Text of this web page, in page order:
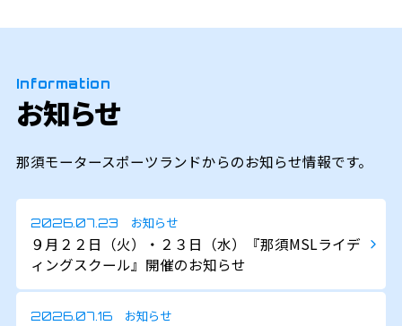
Information
お知らせ
那須モータースポーツランドからのお知らせ情報です。
2026.07.23 お知らせ
９月２２日（火）・２３日（水）『那須MSLライデ
ィングスクール』開催のお知らせ
2026.07.16 お知らせ